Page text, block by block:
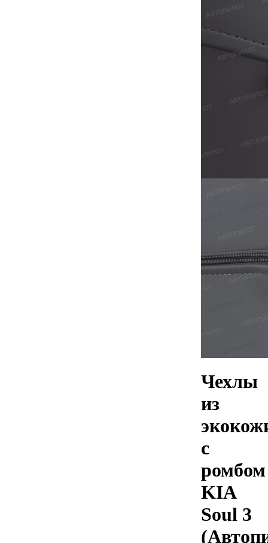
Чехлы
из
с
ромбом
KIA
Soul 3